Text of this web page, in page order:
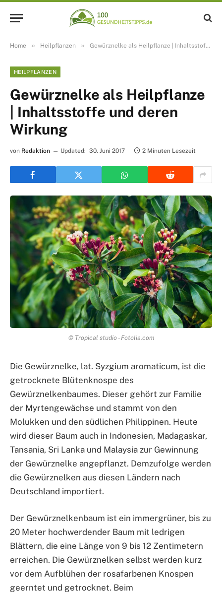
Home » Heilpflanzen » Gewürznelke als Heilpflanze | Inhaltsstoffe und deren Wirkung
HEILPFLANZEN
Gewürznelke als Heilpflanze
| Inhaltsstoffe und deren
Wirkung
von Redaktion Updated: 30. Juni 2017 2 Minuten Lesezeit
© Tropical studio - Fotolia.com
Die Gewürznelke, lat. Syzgium aromaticum, ist die
getrocknete Blütenknospe des
Gewürznelkenbaumes. Dieser gehört zur Familie
der Myrtengewächse und stammt von den
Molukken und den südlichen Philippinen. Heute
wird dieser Baum auch in Indonesien, Madagaskar,
Tansania, Sri Lanka und Malaysia zur Gewinnung
der Gewürznelke angepflanzt. Demzufolge werden
die Gewürznelken aus diesen Ländern nach
Deutschland importiert.
Der Gewürznelkenbaum ist ein immergrüner, bis zu
20 Meter hochwerdender Baum mit ledrigen
Blättern, die eine Länge von 9 bis 12 Zentimetern
erreichen. Die Gewürznelken selbst werden kurz
vor dem Aufblühen der rosafarbenen Knospen
geerntet und getrocknet. Beim